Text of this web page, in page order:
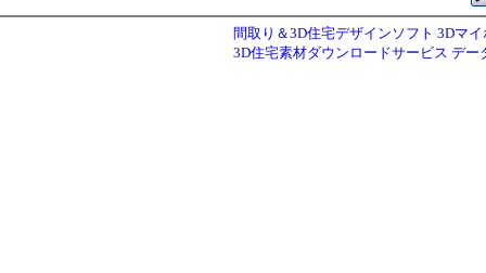
間取り＆3D住宅デザインソフト 3Dマ
3D住宅素材ダウンロードサービス デー